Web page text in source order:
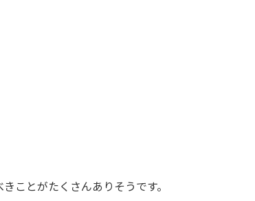
ことがたくさんありそうです。